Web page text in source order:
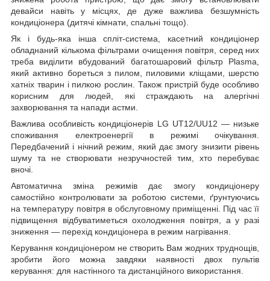
девайси навіть у місцях, де дуже важлива безшумність
кондиціонера (дитячі кімнати, спальні тощо).
Як і будь-яка інша спліт-система, касетний кондиціонер
обладнаний кількома фільтрами очищення повітря, серед них
треба виділити вбудований багатошаровий фільтр Plasma,
який активно бореться з пилом, пиловими кліщами, шерстю
хатніх тварин і пилкою рослин. Також пристрій буде особливо
корисним для людей, які страждають на алергічні
захворювання та напади астми.
Важлива особливість кондиціонерів LG UT12/UU12 — низьке
споживання електроенергії в режимі очікування.
Передбачений і нічний режим, який дає змогу знизити рівень
шуму та не створювати незручностей тим, хто перебуває
вночі.
Автоматична зміна режимів дає змогу кондиціонеру
самостійно контролювати за роботою системи, ґрунтуючись
на температуру повітря в обслуговному приміщенні. Під час її
підвищення відбуватиметься охолодження повітря, а у разі
зниження — перехід кондиціонера в режим нагрівання.
Керування кондиціонером не створить Вам жодних труднощів,
зробити його можна завдяки наявності двох пультів
керування: для настінного та дистанційного використання.